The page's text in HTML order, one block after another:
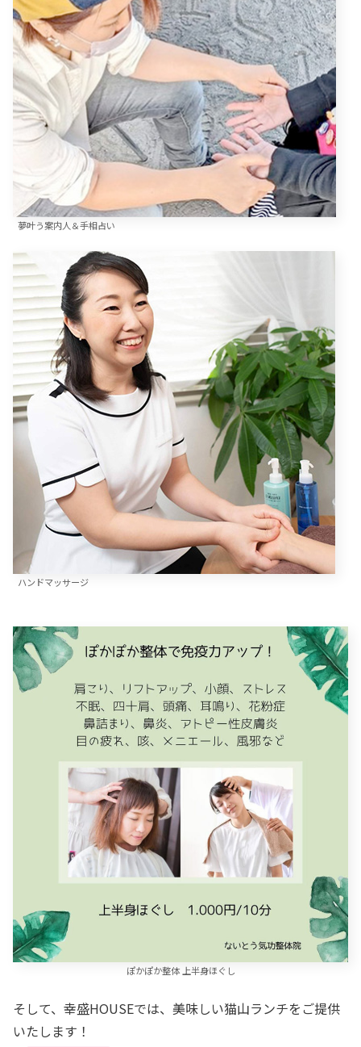
夢叶う案内人＆手相占い
ハンドマッサージ
ぽかぽか整体 上半身ほぐし
そして、幸盛HOUSEでは、美味しい猫山ランチをご提供
いたします！